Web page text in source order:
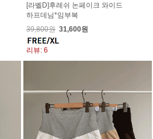
[라벨D]후레쉬 논페이크 와이드
하프데님*임부복
39,800원 31,600원
리뷰: 6